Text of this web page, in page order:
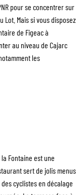
pour se concentrer sur
Lot. Mais si vous disposez
de Figeac à
au niveau de Cajarc
les
Fontaine est une
sert de jolis menus
cyclistes en décalage